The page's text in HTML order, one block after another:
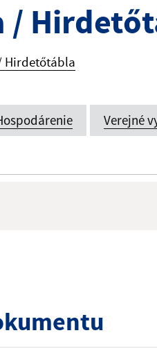
/
Hirdetőtábla
Verejné